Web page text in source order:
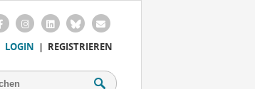
LOGIN | REGISTRIEREN